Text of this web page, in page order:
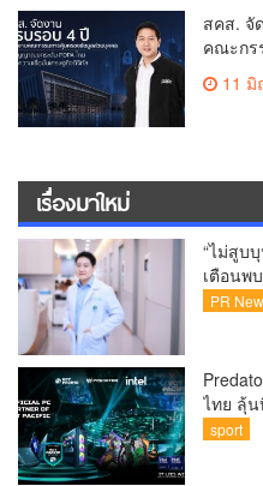
สคส. จั
คณะกร
ความเ
11 มิ
เรื่องมาใหม่
“ไม่สูบ
เตือนพ
ขึ้นคนไ
PR
ไทย ลุ้
Finals
sport